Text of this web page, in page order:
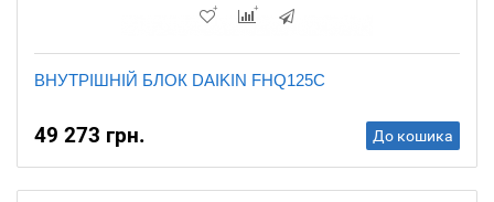
ВНУТРІШНІЙ БЛОК DAIKIN FHQ125C
49 273 грн. До кошика